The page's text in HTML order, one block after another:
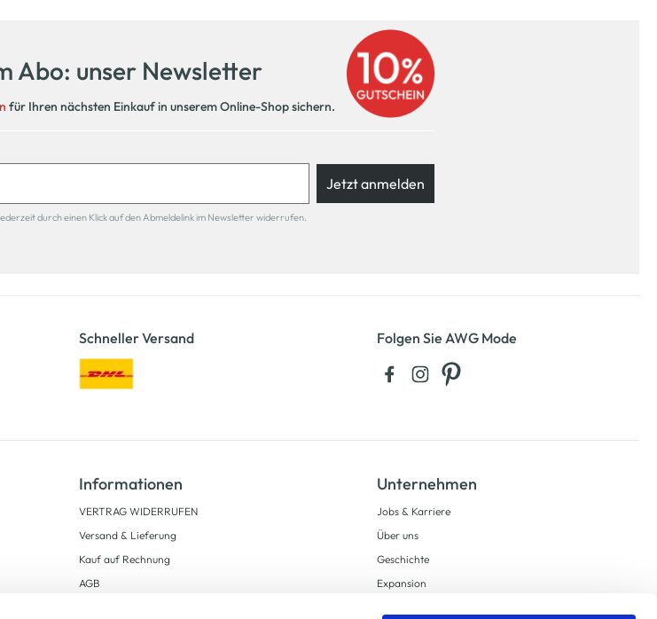
Abo: unser Newsletter
für Ihren nächsten Einkauf in unserem Online-Shop sichern.
Jetzt anmelden
durch einen Klick auf den Abmeldelink im Newsletter widerrufen.
Schneller Versand Folgen Sie AWG Mode
Informationen
VERTRAG WIDERRUFEN
Versand & Lieferung
Kauf auf Rechnung
AGB
Unternehmen
Jobs & Karriere
Über uns
Geschichte
Expansion